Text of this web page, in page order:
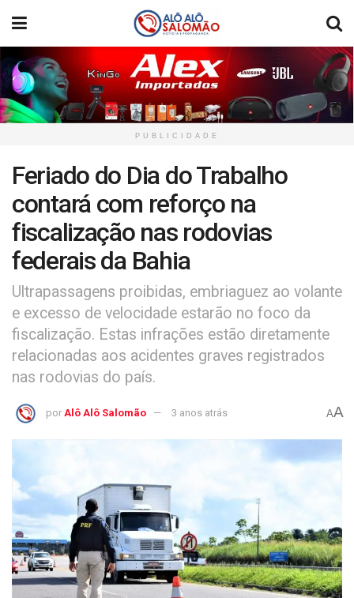
PUBLICIDADE
Feriado do Dia do Trabalho
contará com reforço na
fiscalização nas rodovias
federais da Bahia
Ultrapassagens proibidas, embriaguez ao volante
e excesso de velocidade estarão no foco da
fiscalização. Estas infrações estão diretamente
relacionadas aos acidentes graves registrados
nas rodovias do país.
por Alô Alô Salomão 3 anos atrás AA